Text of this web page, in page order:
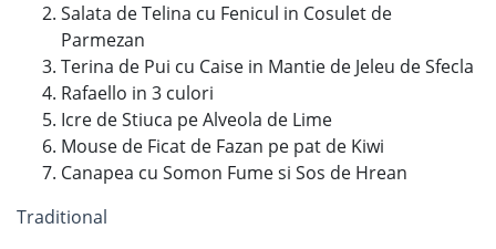
Salata de Telina cu Fenicul in Cosulet de
Parmezan
Terina de Pui cu Caise in Mantie de Jeleu de Sfecla
Rafaello in 3 culori
Icre de Stiuca pe Alveola de Lime
Mouse de Ficat de Fazan pe pat de Kiwi
Canapea cu Somon Fume si Sos de Hrean
Traditional